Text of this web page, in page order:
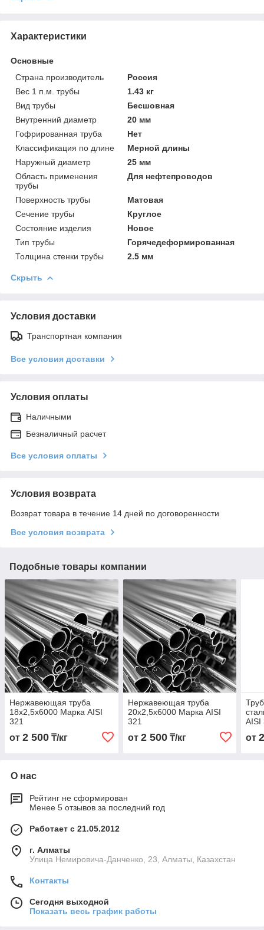
Характеристики
Основные
Страна производитель
Россия
Вес 1 п.м. трубы
1.43 кг
Вид трубы
Бесшовная
Внутренний диаметр
20 мм
Гофрированная труба
Нет
Классификация по длине
Мерной длины
Наружный диаметр
25 мм
Область применения
трубы
Для нефтепроводов
Поверхность трубы
Матовая
Сечение трубы
Круглое
Состояние изделия
Новое
Тип трубы
Горячедеформированная
Толщина стенки трубы
2.5 мм
Скрыть
Условия доставки
Транспортная компания
Все условия доставки
Условия оплаты
Наличными
Безналичный расчет
Все условия оплаты
Условия возврата
Возврат товара в течение 14 дней по договоренности
Все условия возврата
Подобные товары компании
Нержавеющая труба
18х2,5х6000 Марка AISI
321
от 2 500 ₸/кг
Нержавеющая труба
20х2,5х6000 Марка AISI
321
от 2 500₸/кг
AISI
от
О нас
Рейтинг не сформирован
Менее 5 отзывов за последний год
Работает с 21.05.2012
г. Алматы
Улица Немировича-Данченко, 23, Алматы, Казахстан
Контакты
Сегодня выходной
Показать весь график работы